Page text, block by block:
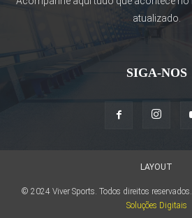
atualizado.
SIGA-NOS
LAYOUT
© 2024 Viver Sports. Todos direitos
Soluções Digitais